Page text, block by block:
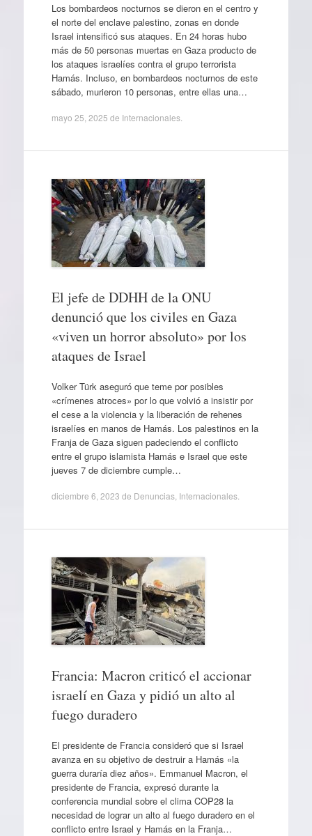
Los bombardeos nocturnos se dieron en el centro y
el norte del enclave palestino, zonas en donde
Israel intensificó sus ataques. En 24 horas hubo
más de 50 personas muertas en Gaza producto de
los ataques israelíes contra el grupo terrorista
Hamás. Incluso, en bombardeos nocturnos de este
sábado, murieron 10 personas, entre ellas una…
mayo 25, 2025 de Internacionales.
El jefe de DDHH de la ONU
denunció que los civiles en Gaza
«viven un horror absoluto» por los
ataques de Israel
Volker Türk aseguró que teme por posibles
«crímenes atroces» por lo que volvió a insistir por
el cese a la violencia y la liberación de rehenes
israelíes en manos de Hamás. Los palestinos en la
Franja de Gaza siguen padeciendo el conflicto
entre el grupo islamista Hamás e Israel que este
jueves 7 de diciembre cumple…
diciembre 6, 2023 de Denuncias, Internacionales.
Francia: Macron criticó el accionar
israelí en Gaza y pidió un alto al
fuego duradero
El presidente de Francia consideró que si Israel
avanza en su objetivo de destruir a Hamás «la
guerra duraría diez años». Emmanuel Macron, el
presidente de Francia, expresó durante la
conferencia mundial sobre el clima COP28 la
necesidad de lograr un alto al fuego duradero en el
conflicto entre Israel y Hamás en la Franja…